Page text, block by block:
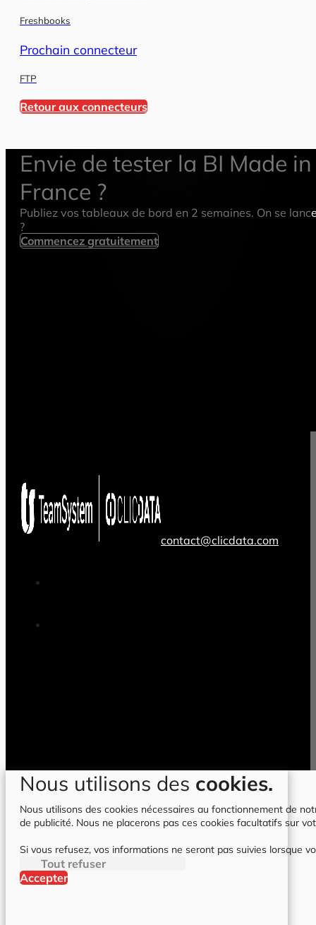
Freshbooks
Prochain connecteur
FTP
Retour aux connecteurs
Envie de tester la BI Made in
France ?
Publiez vos tableaux de bord en 2 semaines. On se
?
Commencez gratuitement
contact@clicdata.com
Nous utilisons des cookies.
Nous utilisons des cookies nécessaires au fonctionnement de
de publicité. Nous ne placerons pas ces cookies facultatifs sur
Si vous refusez, vos informations ne seront pas suivies lorsque
Tout refuser
Accepter